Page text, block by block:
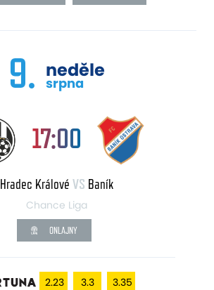
9. neděle
srpna
17:00
Hradec Králové VS Baník
Chance Liga
ONLAJNY
2.23 3.3 3.35